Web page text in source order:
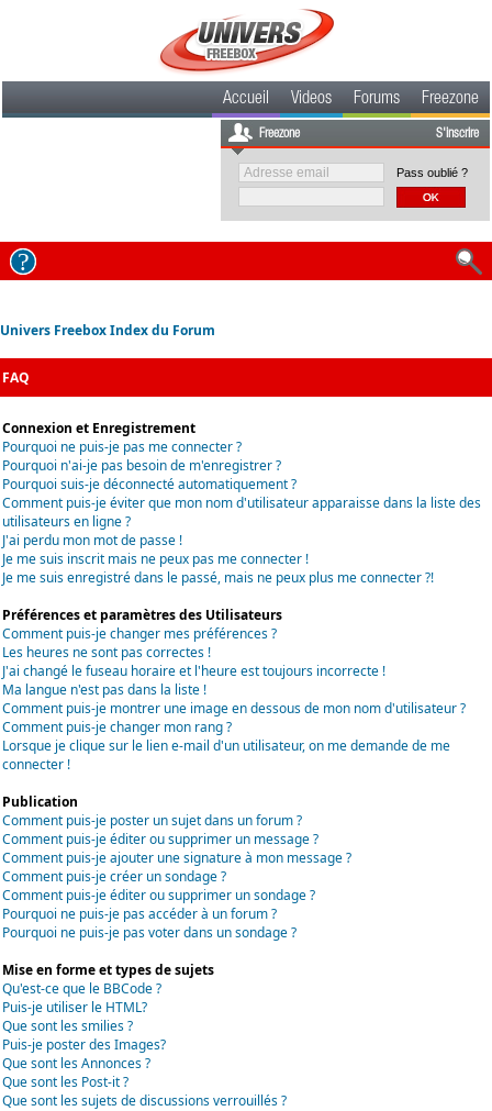
Accueil Videos Forums Freezone
Freezone S'inscrire
Pass oublié ?
Univers Freebox Index du Forum
FAQ
Connexion et Enregistrement
Pourquoi ne puis-je pas me connecter ?
Pourquoi n'ai-je pas besoin de m'enregistrer ?
Pourquoi suis-je déconnecté automatiquement ?
Comment puis-je éviter que mon nom d'utilisateur apparaisse dans la liste des
utilisateurs en ligne ?
J'ai perdu mon mot de passe !
Je me suis inscrit mais ne peux pas me connecter !
Je me suis enregistré dans le passé, mais ne peux plus me connecter ?!
Préférences et paramètres des Utilisateurs
Comment puis-je changer mes préférences ?
Les heures ne sont pas correctes !
J'ai changé le fuseau horaire et l'heure est toujours incorrecte !
Ma langue n'est pas dans la liste !
Comment puis-je montrer une image en dessous de mon nom d'utilisateur ?
Comment puis-je changer mon rang ?
Lorsque je clique sur le lien e-mail d'un utilisateur, on me demande de me
connecter !
Publication
Comment puis-je poster un sujet dans un forum ?
Comment puis-je éditer ou supprimer un message ?
Comment puis-je ajouter une signature à mon message ?
Comment puis-je créer un sondage ?
Comment puis-je éditer ou supprimer un sondage ?
Pourquoi ne puis-je pas accéder à un forum ?
Pourquoi ne puis-je pas voter dans un sondage ?
Mise en forme et types de sujets
Qu'est-ce que le BBCode ?
Puis-je utiliser le HTML?
Que sont les smilies ?
Puis-je poster des Images?
Que sont les Annonces ?
Que sont les Post-it ?
Que sont les sujets de discussions verrouillés ?